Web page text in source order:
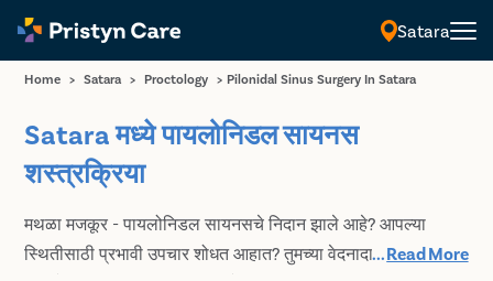
Satara
Home > Satara > Proctology > Pilonidal Sinus Surgery In Satara
Satara मध्ये पायलोनिडल सायनस
शस्त्रक्रिया
मथळा मजकूर - पायलोनिडल सायनसचे निदान झाले आहे? आपल्या
स्थितीसाठी प्रभावी उपचार शोधत आहात? तुमच्या वेदनादायक
...Read More